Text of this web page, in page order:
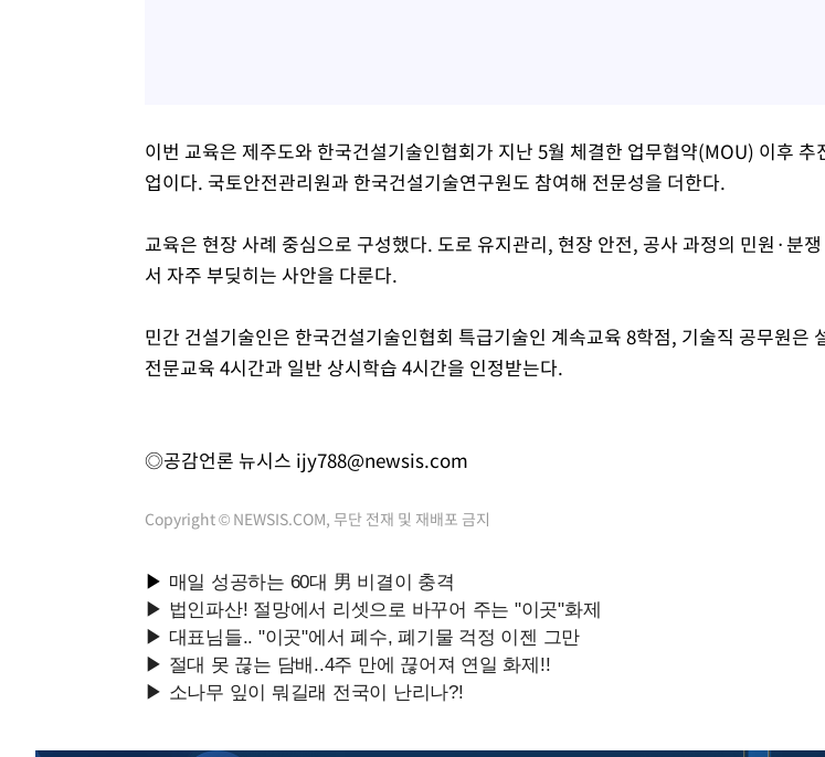
이번 교육은 제주도와 한국건설기술인협회가 지난 5월 체결한 업무협약(MOU) 이후 추
업이다. 국토안전관리원과 한국건설기술연구원도 참여해 전문성을 더한다.
교육은 현장 사례 중심으로 구성했다. 도로 유지관리, 현장 안전, 공사 과정의 민원·분
서 자주 부딪히는 사안을 다룬다.
민간 건설기술인은 한국건설기술인협회 특급기술인 계속교육 8학점, 기술직 공무원은
전문교육 4시간과 일반 상시학습 4시간을 인정받는다.
◎공감언론 뉴시스 ijy788@newsis.com
Copyright © NEWSIS.COM, 무단 전재 및 재배포 금지